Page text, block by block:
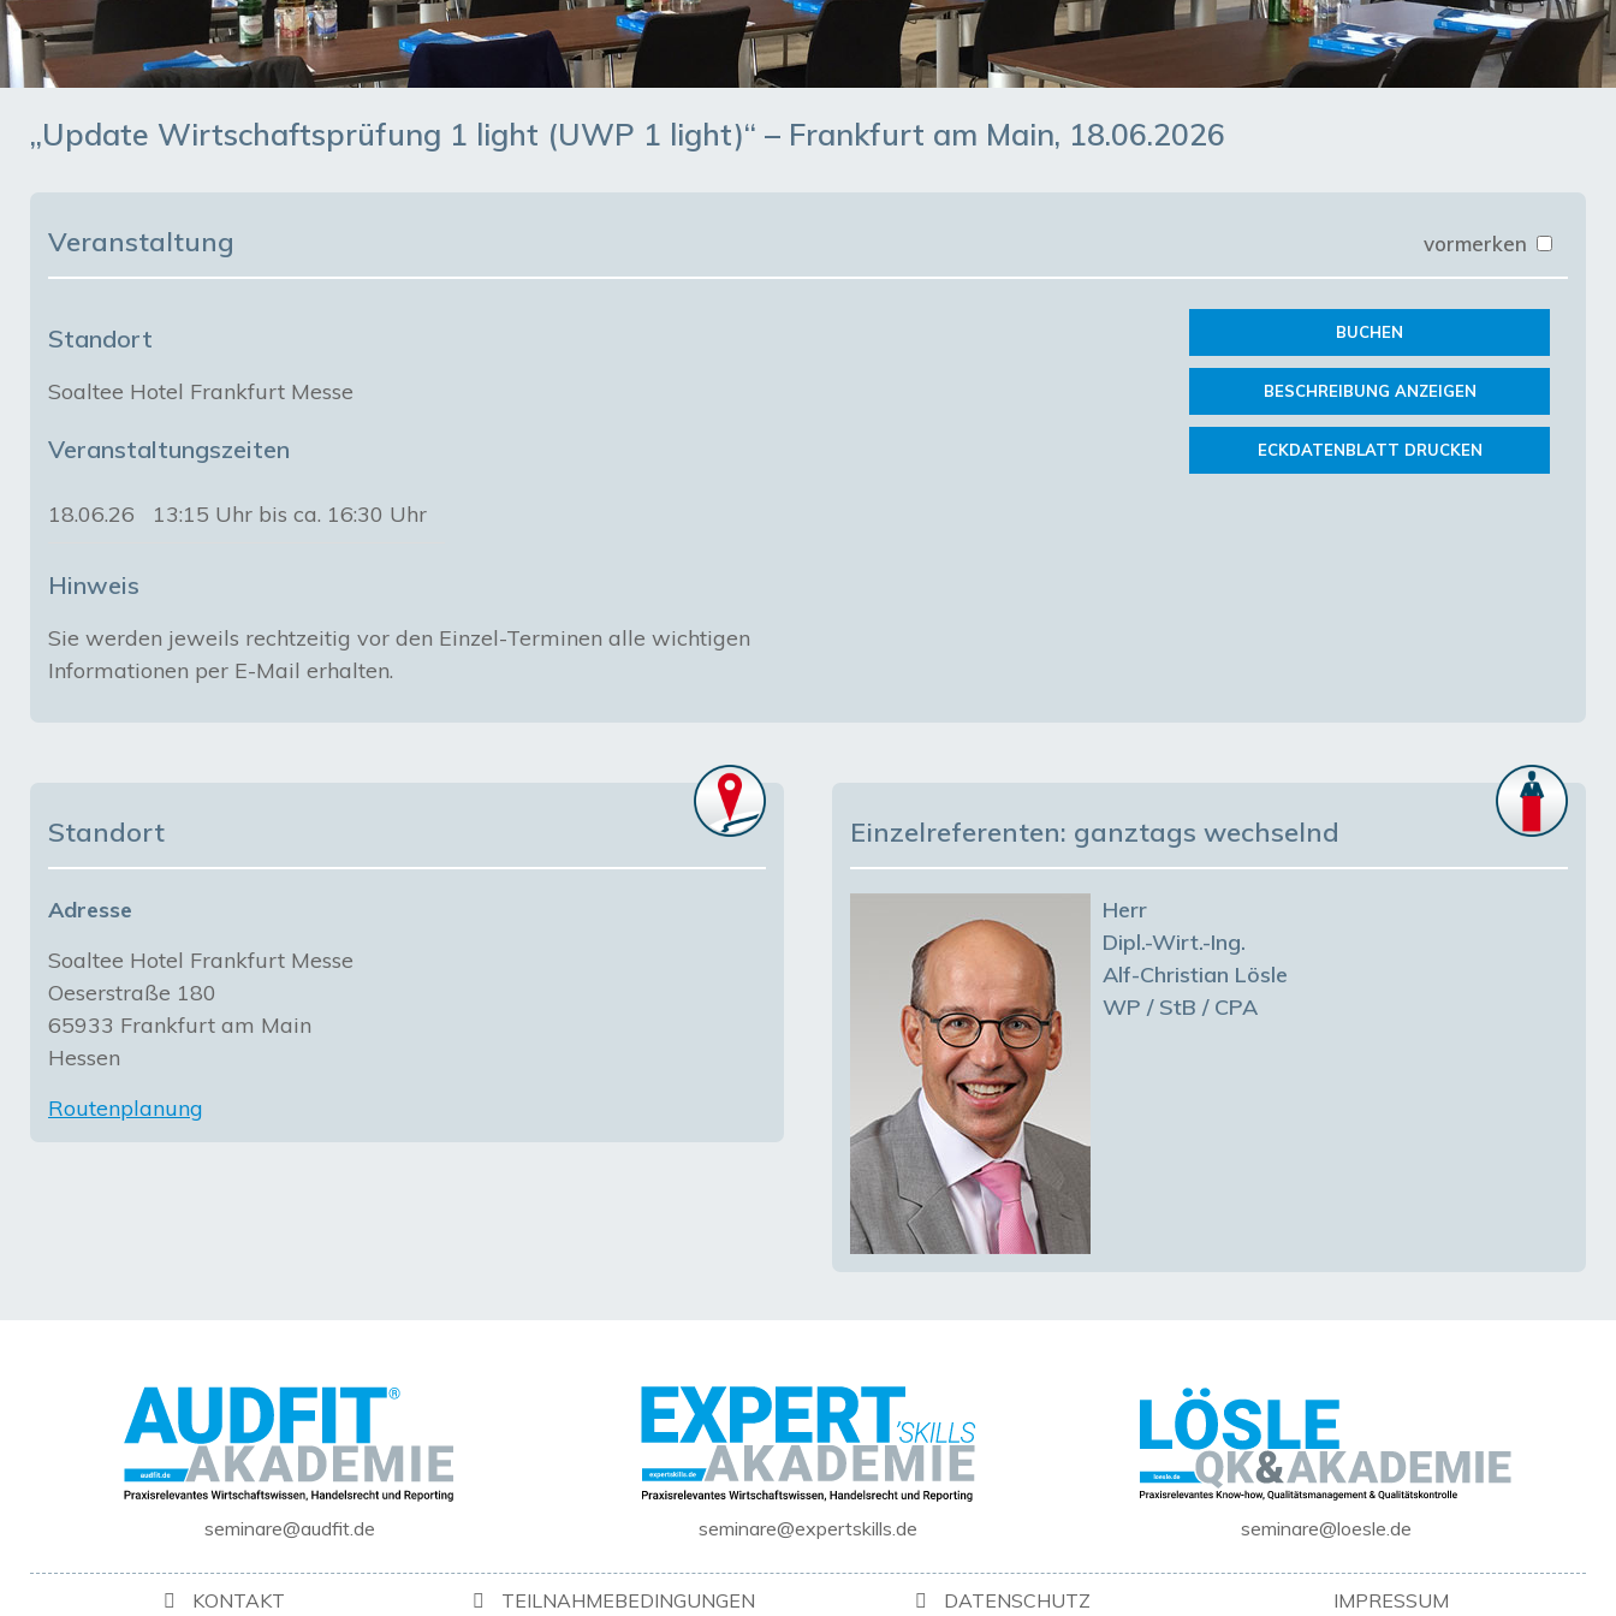
„Update Wirtschaftsprüfung 1 light (UWP 1 light)“ – Frankfurt am Main, 18.06.2026
Veranstaltung vormerken
Standort
Soaltee Hotel Frankfurt Messe
Veranstaltungszeiten
18.06.26 13:15 Uhr bis ca. 16:30 Uhr
Hinweis
Sie werden jeweils rechtzeitig vor den Einzel-Terminen alle wichtigen
Informationen per E-Mail erhalten.
BUCHEN
BESCHREIBUNG ANZEIGEN
ECKDATENBLATT DRUCKEN
Standort
Adresse
Soaltee Hotel Frankfurt Messe
Oeserstraße 180
65933 Frankfurt am Main
Hessen
Routenplanung
Einzelreferenten: ganztags wechselnd
Herr
Dipl.-Wirt.-Ing.
Alf-Christian Lösle
WP / StB / CPA
seminare@audfit.de seminare@expertskills.de seminare@loesle.de
KONTAKT TEILNAHMEBEDINGUNGEN DATENSCHUTZ IMPRESSUM